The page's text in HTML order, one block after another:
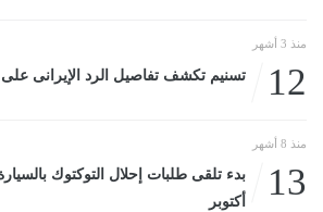
منذ 3 أشهر
12 تسنيم تكشف تفاصيل الرد الإيرانى
منذ 8 أشهر
13
أكتوبر